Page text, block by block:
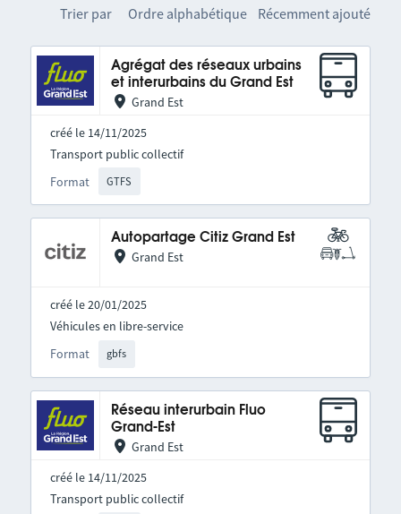
Trier par Ordre alphabétique Récemment ajouté
Agrégat des réseaux urbains
et interurbains du Grand Est
Grand Est
créé le 14/11/2025
Format GTFS
Transport public collectif
Autopartage Citiz Grand Est
Grand Est
créé le 20/01/2025
Format gbfs
Véhicules en libre-service
Réseau interurbain Fluo
Grand-Est
Grand Est
créé le 14/11/2025
Transport public collectif